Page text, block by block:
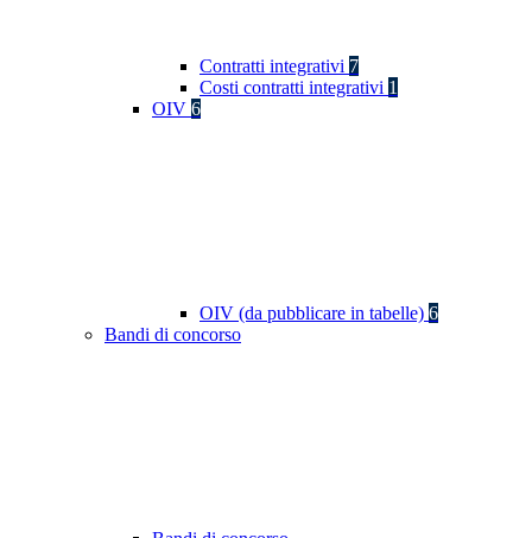
Contratti integrativi 7
Costi contratti integrativi 1
OIV 6
OIV (da pubblicare in tabelle) 6
Bandi di concorso